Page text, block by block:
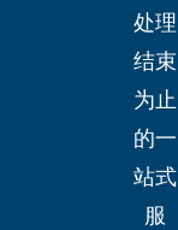
处理
结束
为止
的一
站式
服